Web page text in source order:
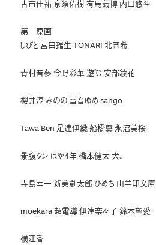
古市佳祐 亰須佑樹 有馬義博 内田悠斗
第二原画
しびと 宮田瑞生 TONARI 北岡希
青村音夢 今野彩華 遊℃ 安部綾花
櫻井淳 みのの 雪音ゆめ sango
Tawa Ben 足達伊織 船橋翼 永沼美桜
景腹タン はや4年 橋本健太 犬。
寺島幸一 新美創太郎 ひめち 山羊印文庫
moekara 超電導 伊達奈々子 鈴木望愛
横江香